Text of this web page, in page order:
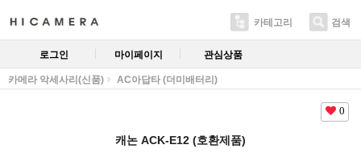
카테고리 검색
로그인 마이페이지 관심상품
카메라 악세사리(신품) AC아답타 (더미배터리)
0
캐논 ACK-E12 (호환제품)